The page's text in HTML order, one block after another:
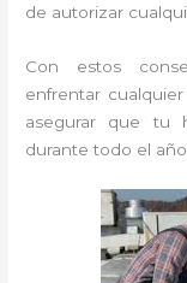
de autorizar
Con estos
enfrentar
asegurar que tu
durante todo el